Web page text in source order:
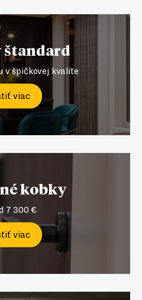
v špičkovej kvalite
viac
kobky
7 300 €
viac